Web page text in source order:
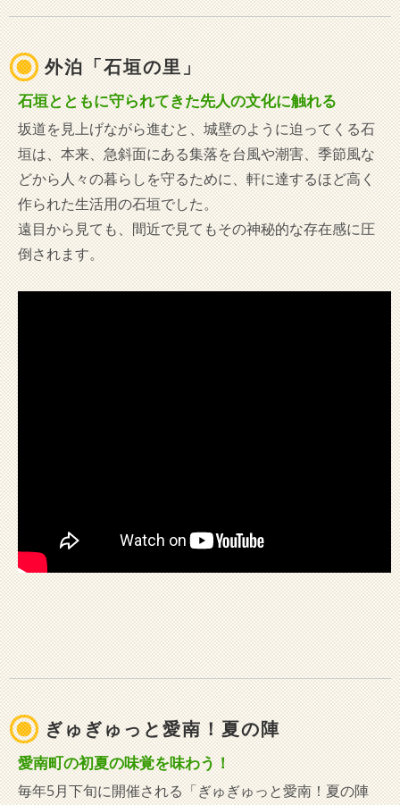
外泊「石垣の里」
石垣とともに守られてきた先人の文化に触れる
坂道を見上げながら進むと、城壁のように迫ってくる石
垣は、本来、急斜面にある集落を台風や潮害、季節風な
どから人々の暮らしを守るために、軒に達するほど高く
作られた生活用の石垣でした。
遠目から見ても、間近で見てもその神秘的な存在感に圧
倒されます。
ぎゅぎゅっと愛南！夏の陣
愛南町の初夏の味覚を味わう！
毎年5月下旬に開催される「ぎゅぎゅっと愛南！夏の陣